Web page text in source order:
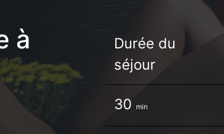
à
Durée du
séjour
30 min